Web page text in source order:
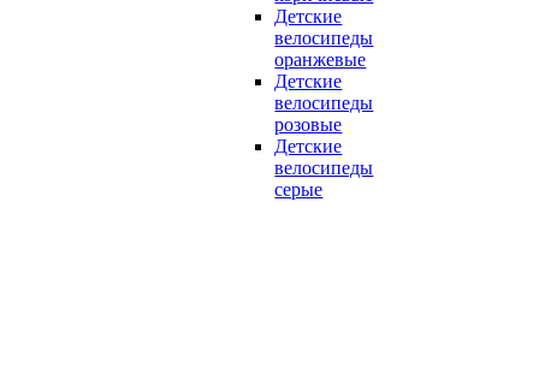
Детские
велосипеды
оранжевые
Детские
велосипеды
розовые
Детские
велосипеды
серые